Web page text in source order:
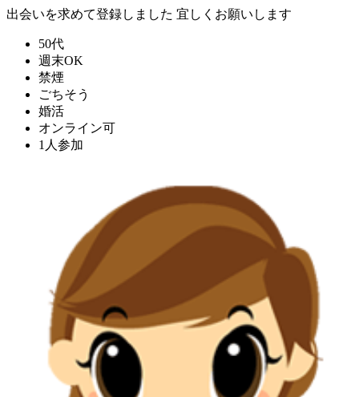
出会いを求めて登録しました 宜しくお願いします
50代
週末OK
禁煙
ごちそう
婚活
オンライン可
1人参加